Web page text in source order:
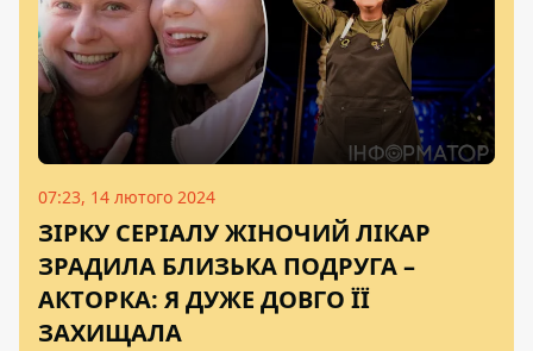
07:23, 14 лютого 2024
ЗІРКУ СЕРІАЛУ ЖІНОЧИЙ ЛІКАР
ЗРАДИЛА БЛИЗЬКА ПОДРУГА –
АКТОРКА: Я ДУЖЕ ДОВГО ЇЇ
ЗАХИЩАЛА